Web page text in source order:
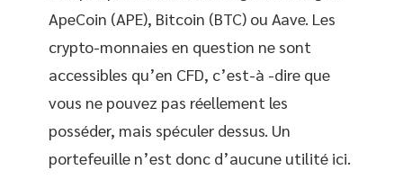
ApeCoin (APE), Bitcoin (BTC) ou Aave. Les
crypto-monnaies en question ne sont
accessibles qu’en CFD, c’est-à -dire que
vous ne pouvez pas réellement les
posséder, mais spéculer dessus. Un
portefeuille n’est donc d’aucune utilité ici.